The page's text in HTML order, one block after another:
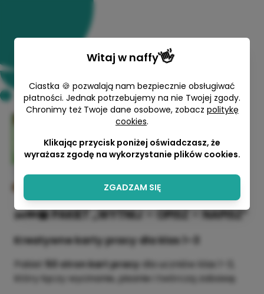
Edukącik
10,00 zł
✂️✏️📖PAKIET „WYTNIJ – OPISZ – NAPISZ”
Kreatywne karty pracy dla klas
Pakiet 50 stron kart pracy dla uczniów klas 1–3,
który łączy wycinanie, pisanie i twórczą zabawę.
Witaj w naffy👋
Ciastka 🍪 pozwalają nam bezpiecznie obsługiwać
płatności. Jednak potrzebujemy na nie Twojej zgody.
Chronimy też Twoje dane osobowe, zobacz politykę
cookies.
Klikając przycisk poniżej oświadczasz, że
wyrażasz zgodę na wykorzystanie plików cookies.
ZGADZAM SIĘ